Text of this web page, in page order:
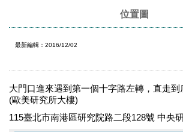
位置圖
最新編輯：2016/12/02
大門口進來遇到第一個十字路左轉，直走到
(歐美研究所大樓)
115臺北市南港區研究院路二段128號 中央